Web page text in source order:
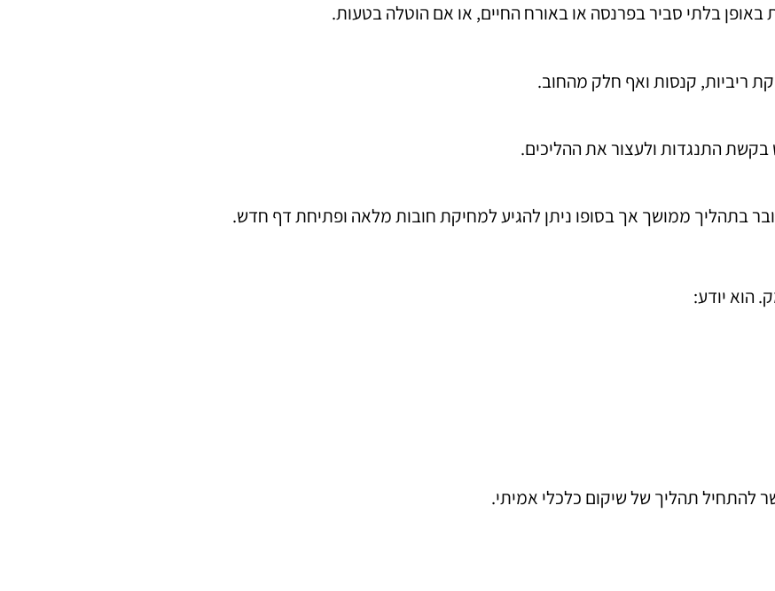
באופן בלתי סביר בפרנסה או באורח החיים, או אם הוטלה בטעות.
ריביות, קנסות ואף חלק מהחוב.
בקשת התנגדות ולעצור את ההליכים.
בתהליך ממושך אך בסופו ניתן להגיע למחיקת חובות מלאה ופתיחת דף חדש.
הוא יודע:
להתחיל תהליך של שיקום כלכלי אמיתי.